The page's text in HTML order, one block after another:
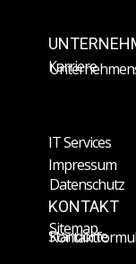
KONTAKT
Standorte
Karriere
IT Services
Impressum
Datenschutz
Sitemap